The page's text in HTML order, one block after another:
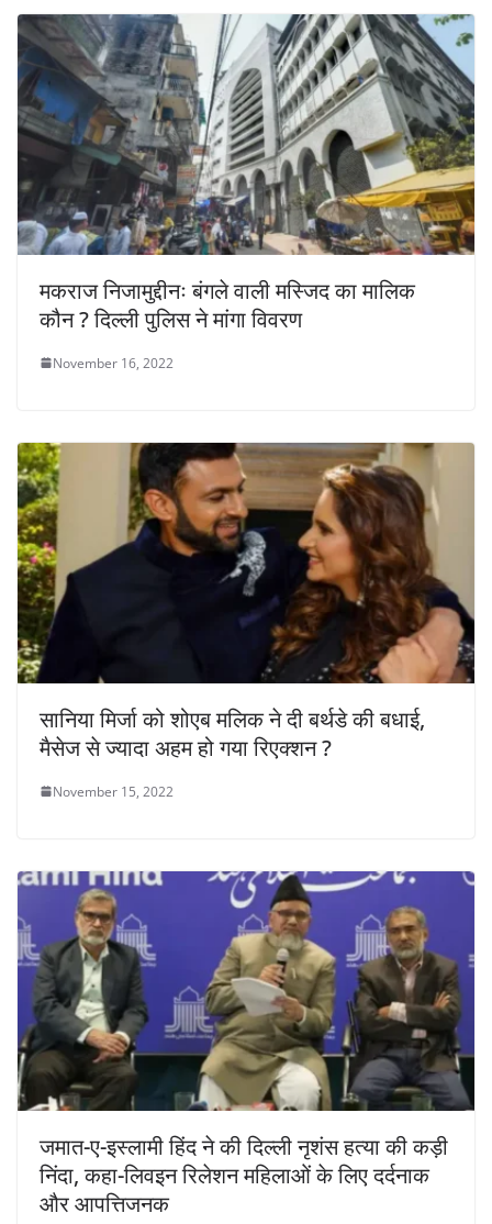
मकराज निजामुद्दीनः बंगले वाली मस्जिद का मालिक
कौन ? दिल्ली पुलिस ने मांगा विवरण
November 16, 2022
सानिया मिर्जा को शोएब मलिक ने दी बर्थडे की बधाई,
मैसेज से ज्यादा अहम हो गया रिएक्शन ?
November 15, 2022
जमात-ए-इस्लामी हिंद ने की दिल्ली नृशंस हत्या की कड़ी
निंदा, कहा-लिवइन रिलेशन महिलाओं के लिए दर्दनाक
और आपत्तिजनक